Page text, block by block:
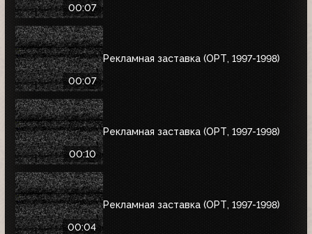
00:07
00:07
Рекламная заставка (ОРТ, 1997-1998)
00:10
Рекламная заставка (ОРТ, 1997-1998)
00:04
Рекламная заставка (ОРТ, 1997-1998)